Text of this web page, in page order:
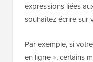
expressions liées
souhaitez écrire sur
Par exemple, si
en ligne », certains